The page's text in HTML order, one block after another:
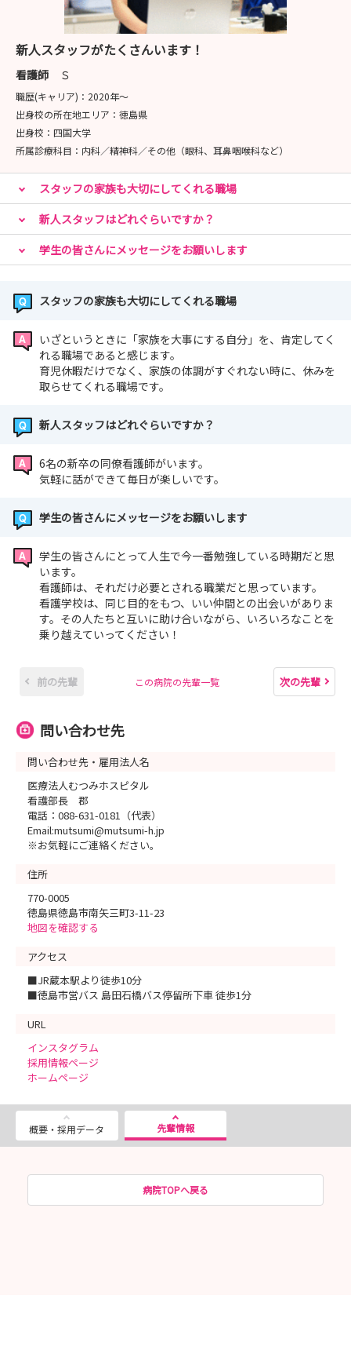
新人スタッフがたくさんいます！
看護師 Ｓ
職歴(キャリア)： 2020年〜
出身校の所在地エリア： 徳島県
出身校： 四国大学
所属診療科目： 内科／精神科／その他（眼科、耳鼻咽喉科など）
スタッフの家族も大切にしてくれる職場
新人スタッフはどれぐらいですか？
学生の皆さんにメッセージをお願いします
スタッフの家族も大切にしてくれる職場
いざというときに「家族を大事にする自分」を、肯定してく
れる職場であると感じます。
育児休暇だけでなく、家族の体調がすぐれない時に、休みを
取らせてくれる職場です。
新人スタッフはどれぐらいですか？
6名の新卒の同僚看護師がいます。
気軽に話ができて毎日が楽しいです。
学生の皆さんにメッセージをお願いします
学生の皆さんにとって人生で今一番勉強している時期だと思
います。
看護師は、それだけ必要とされる職業だと思っています。
看護学校は、同じ目的をもつ、いい仲間との出会いがありま
す。その人たちと互いに助け合いながら、いろいろなことを
乗り越えていってください！
前の先輩 この病院の先輩一覧 次の先輩
問い合わせ先
問い合わせ先・雇用法人名
医療法人むつみホスピタル
看護部長 郡
電話：088-631-0181（代表）
Email:mutsumi@mutsumi-h.jp
※お気軽にご連絡ください。
住所
770-0005
徳島県徳島市南矢三町3-11-23
地図を確認する
アクセス
■JR蔵本駅より徒歩10分
■徳島市営バス 島田石橋バス停留所下車 徒歩1分
URL
インスタグラム
採用情報ページ
ホームページ
概要・採用データ 先輩情報
病院TOPへ戻る